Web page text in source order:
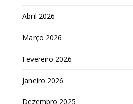
Abril 2026
Março 2026
Fevereiro 2026
Janeiro 2026
Dezembro 2025